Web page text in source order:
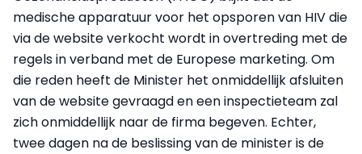
medische apparatuur voor het opsporen van HIV die
via de website verkocht wordt in overtreding met de
regels in verband met de Europese marketing. Om
die reden heeft de Minister het onmiddellijk afsluiten
van de website gevraagd en een inspectieteam zal
zich onmiddellijk naar de firma begeven. Echter,
twee dagen na de beslissing van de minister is de